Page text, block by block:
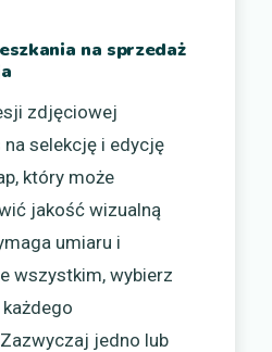
na sprzedaż
zdjęciowej
selekcję i edycję
który może
jakość wizualną
umiaru i
wszystkim, wybierz
jedno lub